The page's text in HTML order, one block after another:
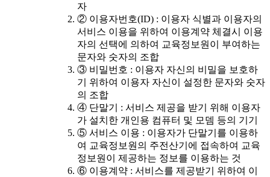
자
② 이용자번호(ID) : 이용자 식별과 이용자의
서비스 이용을 위하여 이용계약 체결시 이용
자의 선택에 의하여 교육정보원이 부여하는
문자와 숫자의 조합
③ 비밀번호 : 이용자 자신의 비밀을 보호하
기 위하여 이용자 자신이 설정한 문자와 숫자
의 조합
④ 단말기 : 서비스 제공을 받기 위해 이용자
가 설치한 개인용 컴퓨터 및 모뎀 등의 기기
⑤ 서비스 이용 : 이용자가 단말기를 이용하
여 교육정보원의 주전산기에 접속하여 교육
정보원이 제공하는 정보를 이용하는 것
⑥ 이용계약 : 서비스를 제공받기 위하여 이